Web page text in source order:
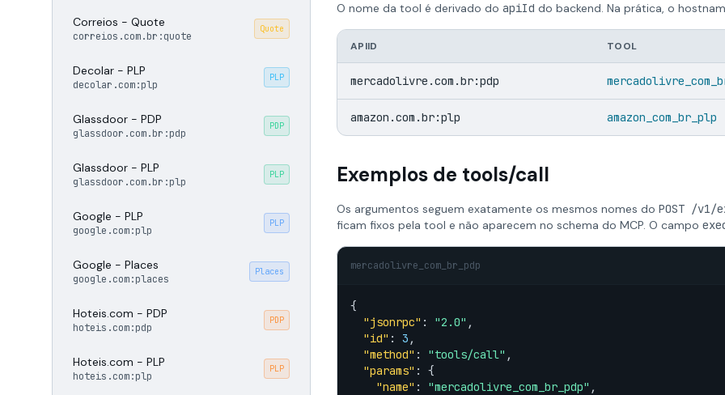
Correios - Quote
correios.com.br:quote
Quote
Decolar - PLP
decolar.com:plp
PLP
Glassdoor - PDP
glassdoor.com.br:pdp
PDP
Glassdoor - PLP
glassdoor.com.br:plp
PLP
Google - PLP
google.com:plp
PLP
Google - Places
google.com:places
Places
Hoteis.com - PDP
hoteis.com:pdp
PDP
Hoteis.com - PLP
hoteis.com:plp
PLP
O nome da tool é derivado do apiId do backend. Na prática, o
APIID TOOL
mercadolivre.com.br:pdp
amazon.com.br:plp amazon_com_br_plp
Exemplos de tools/call
Os argumentos seguem exatamente os mesmos nomes do POST /v1/
ficam fixos pela tool e não aparecem no schema do MCP. O campo
mercadolivre_com_br_pdp
{
"jsonrpc" : "2.0" ,
"id" : 3 ,
"method" : "tools/call" ,
"params" : {
"name" : "mercadolivre_com_br_pdp" ,